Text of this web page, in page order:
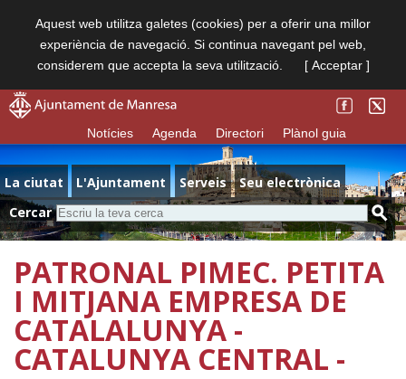
Aquest web utilitza galetes (cookies) per a oferir una millor
experiència de navegació. Si continua navegant pel web,
considerem que accepta la seva utilització.
[ Acceptar ]
Notícies Agenda Directori Plànol guia
La ciutat L'Ajuntament Serveis
Seu electrònica
Cercar
PATRONAL PIMEC. PETITA
I MITJANA EMPRESA DE
CATALALUNYA -
CATALUNYA CENTRAL -